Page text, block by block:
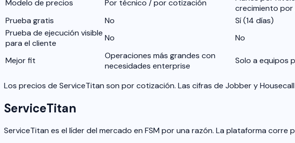
Modelo de precios
Por técnico / por cotización
crecimiento por
Prueba gratis
No Sí (14 días)
Prueba de ejecución visible
para el cliente
No No
Mejor fit
Operaciones más grandes con
necesidades enterprise
Solo a equipos
Los precios de ServiceTitan son por cotización. Las cifras de Jobber y
ServiceTitan
ServiceTitan es el líder del mercado en FSM por una razón. La plataforma